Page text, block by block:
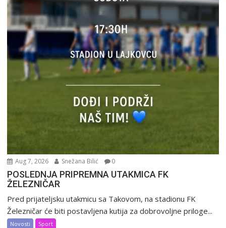
Aug 7, 2026 Snežana Bilić 0
POSLEDNJA PRIPREMNA UTAKMICA FK
ŽELEZNIČAR
Pred prijateljsku utakmicu sa Takovom, na stadionu FK
Železničar će biti postavljena kutija za dobrovoljne priloge...
Novosti Sport